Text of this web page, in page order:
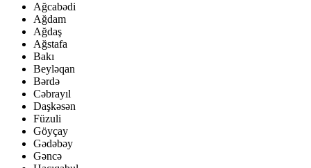
Ağcabədi
Ağdam
Ağdaş
Ağstafa
Bakı
Beyləqan
Bərdə
Cəbrayıl
Daşkəsən
Füzuli
Göyçay
Gədəbəy
Gəncə